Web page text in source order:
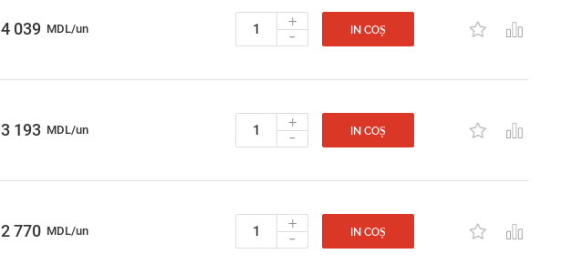
4 039 MDL/un +
- IN COȘ
3 193 MDL/un +
- IN COȘ
2 770 MDL/un +
- IN COȘ